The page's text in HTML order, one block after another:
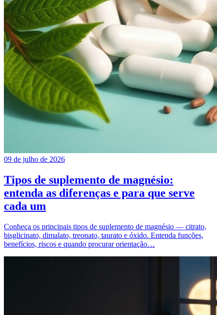
09 de julho de 2026
Tipos de suplemento de magnésio:
entenda as diferenças e para que serve
cada um
Conheça os principais tipos de suplemento de magnésio — citrato,
bisglicinato, dimalato, treonato, taurato e óxido. Entenda funções,
benefícios, riscos e quando procurar orientação…